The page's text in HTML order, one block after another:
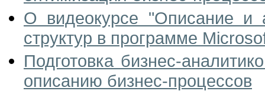
О видеокурсе "Описание и
структур в программе
Подготовка бизнес-
описанию бизнес-процессов